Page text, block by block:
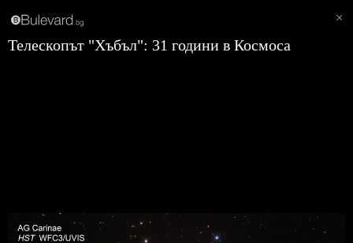
Телескопът "Хъбъл": 31 години в Космоса